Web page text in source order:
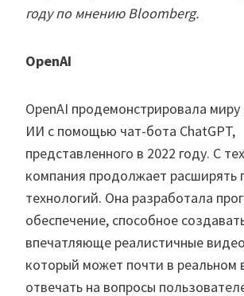
году по мнению Bloomberg.
OpenAI
OpenAI продемонстрировала
ИИ с помощью чат-бота ChatGPT,
представленного в 2022 году. С
компания продолжает расширять
технологий. Она разработала
обеспечение, способное
впечатляюще реалистичные
который может почти в реальном
отвечать на вопросы